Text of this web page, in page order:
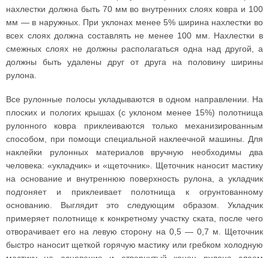
нахлестки должна быть 70 мм во внутренних слоях ковра и 100
мм — в наружных. При уклонах менее 5% ширина нахлестки во
всех слоях должна составлять не менее 100 мм. Нахлестки в
смежных слоях не должны располагаться одна над другой, а
должны быть удалены друг от друга на половину ширины
рулона.
Все рулонные полосы укладываются в одном направлении. На
плоских и пологих крышах (с уклоном менее 15%) полотнища
рулонного ковра приклеиваются только механизированным
способом, при помощи специальной наклеечной машины. Для
наклейки рулонных материалов вручную необходимы два
человека: «укладчик» и «щеточник». Щеточник наносит мастику
на основание и внутреннюю поверхность рулона, а укладчик
подгоняет и приклеивает полотнища к огрунтованному
основанию. Выглядит это следующим образом. Укладчик
примеряет полотнище к конкретному участку ската, после чего
отворачивает его на левую сторону на 0,5 — 0,7 м. Щеточник
быстро наносит щеткой горячую мастику или гребком холодную